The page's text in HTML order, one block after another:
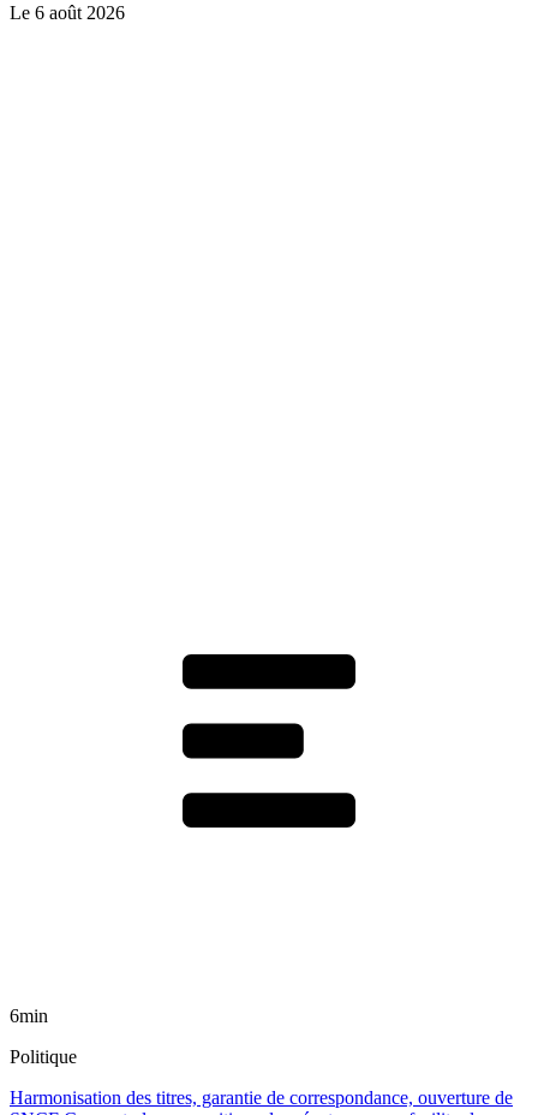
Le 6 août 2026
6min
Politique
Harmonisation des titres, garantie de correspondance, ouverture de